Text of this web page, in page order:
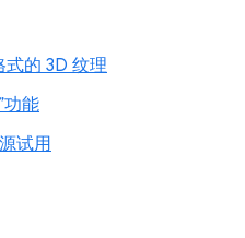
式的 3D 纹理
功能
试用